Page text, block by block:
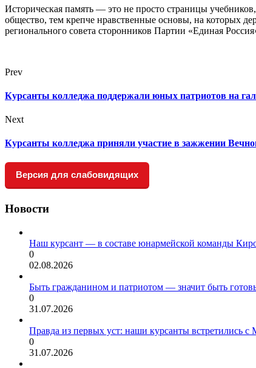
Историческая память — это не просто страницы
общество, тем крепче нравственные основы, на которых
регионального совета сторонников Партии «Единая
Prev
Курсанты колледжа поддержали юных патриотов на
Next
Курсанты колледжа приняли участие в зажжении
Версия для слабовидящих
Новости
Наш курсант — в составе юнармейской команды
0
02.08.2026
Быть гражданином и патриотом — значит быть
0
31.07.2026
Правда из первых уст: наши курсанты встретились
0
31.07.2026